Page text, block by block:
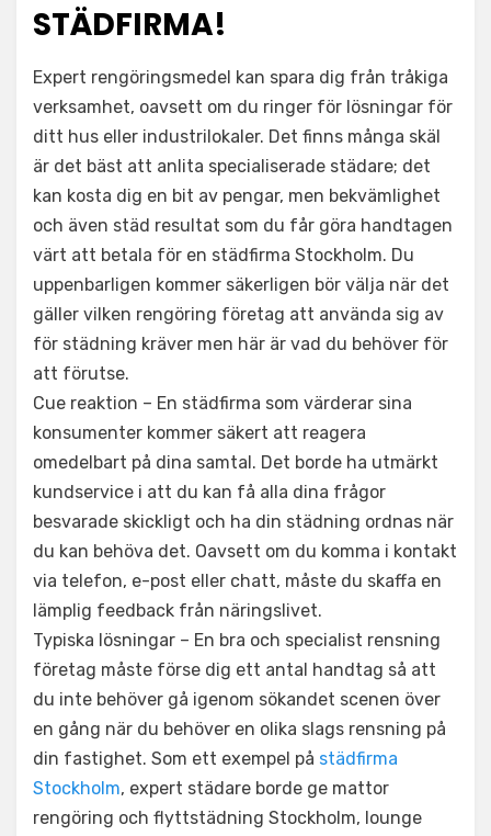
STÄDFIRMA!
Expert rengöringsmedel kan spara dig från tråkiga
verksamhet, oavsett om du ringer för lösningar för
ditt hus eller industrilokaler. Det finns många skäl
är det bäst att anlita specialiserade städare; det
kan kosta dig en bit av pengar, men bekvämlighet
och även städ resultat som du får göra handtagen
värt att betala för en städfirma Stockholm. Du
uppenbarligen kommer säkerligen bör välja när det
gäller vilken rengöring företag att använda sig av
för städning kräver men här är vad du behöver för
att förutse.
Cue reaktion – En städfirma som värderar sina
konsumenter kommer säkert att reagera
omedelbart på dina samtal. Det borde ha utmärkt
kundservice i att du kan få alla dina frågor
besvarade skickligt och ha din städning ordnas när
du kan behöva det. Oavsett om du komma i kontakt
via telefon, e-post eller chatt, måste du skaffa en
lämplig feedback från näringslivet.
Typiska lösningar – En bra och specialist rensning
företag måste förse dig ett antal handtag så att
du inte behöver gå igenom sökandet scenen över
en gång när du behöver en olika slags rensning på
din fastighet. Som ett exempel på städfirma
Stockholm, expert städare borde ge mattor
rengöring och flyttstädning Stockholm, lounge